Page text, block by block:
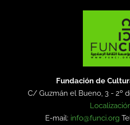
Fundación de
C/ Guzmán el Bueno, 3 - 2º
E-mail: info@funci.org